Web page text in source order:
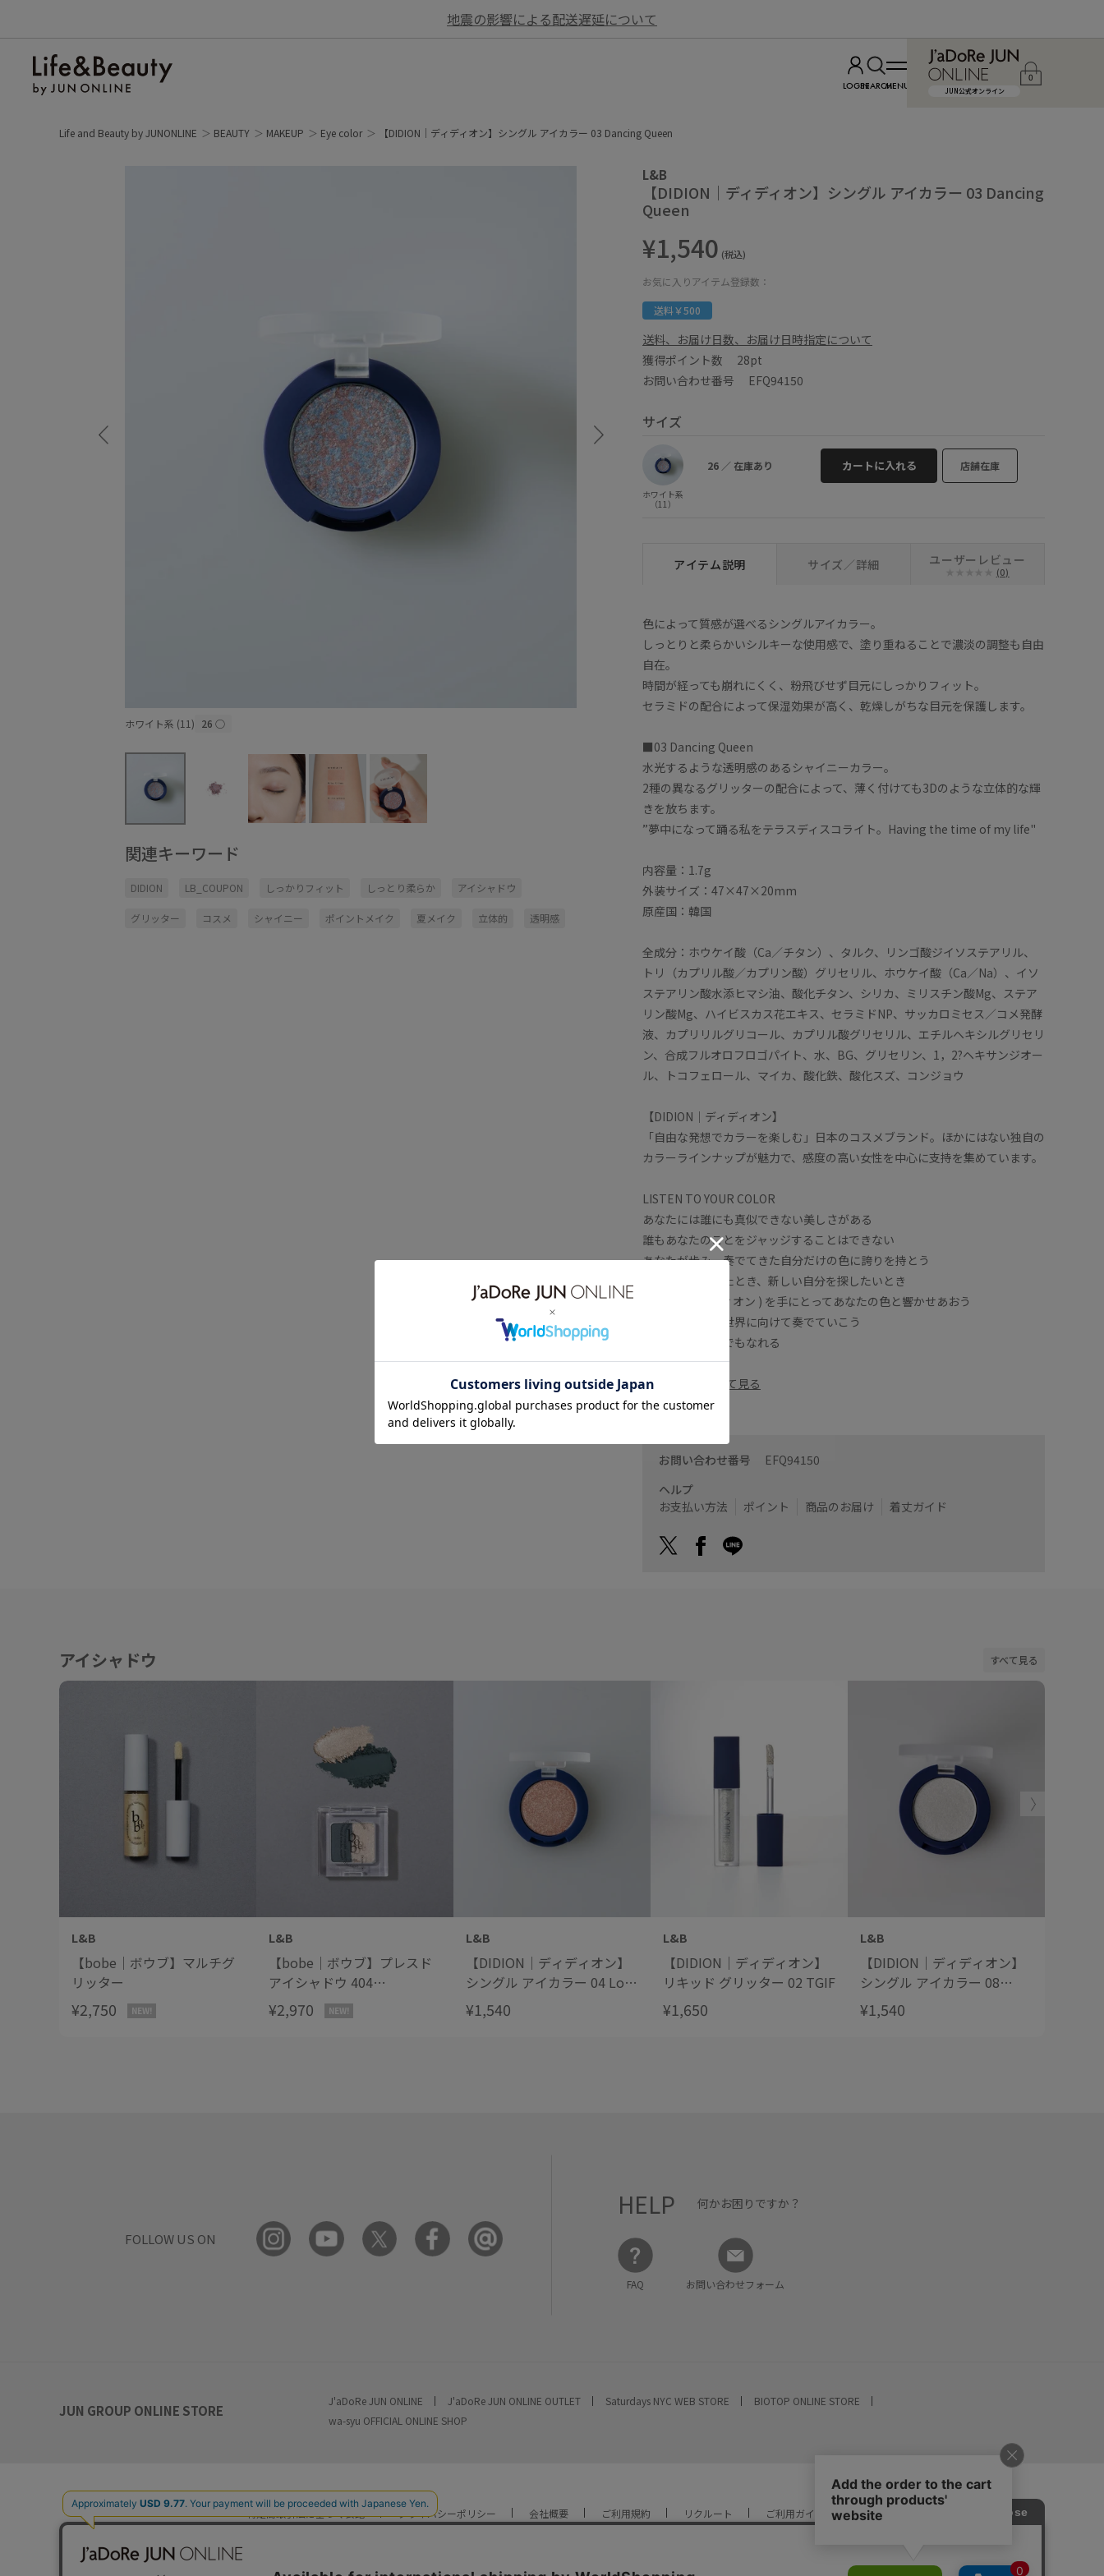
地震の影響による配送遅延について
LOGINSEARCHMENU JUN公式オンライン
0
Life and Beauty by JUNONLINE BEAUTY MAKEUP Eye color 【DIDION｜ディディオン】シングル アイカラー 03 Dancing Queen
ホワイト系 (11) 26 ○
関連キーワード
DIDION LB_COUPON しっかりフィット しっとり柔らか アイシャドウ
グリッター コスメ シャイニー ポイントメイク 夏メイク 立体的 透明感
L&B
【DIDION｜ディディオン】シングル アイカラー 03 Dancing
Queen
¥1,540 (税込)
お気に入りアイテム登録数：
送料￥500
送料、お届け日数、お届け日時指定について
獲得ポイント数 28pt
お問い合わせ番号 EFQ94150
サイズ
ホワイト系
（11）
26 ／ 在庫あり カートに入れる 店舗在庫
アイテム説明 サイズ／詳細 ユーザーレビュー
(0)
色によって質感が選べるシングルアイカラー。
しっとりと柔らかいシルキーな使用感で、塗り重ねることで濃淡の調整も自由
自在。
時間が経っても崩れにくく、粉飛びせず目元にしっかりフィット。
セラミドの配合によって保湿効果が高く、乾燥しがちな目元を保護します。
■03 Dancing Queen
水光するような透明感のあるシャイニーカラー。
2種の異なるグリッターの配合によって、薄く付けても3Dのような立体的な輝
きを放ちます。
”夢中になって踊る私をテラスディスコライト。Having the time of my life"
内容量：1.7g
外装サイズ：47×47×20mm
原産国：韓国
全成分：ホウケイ酸（Ca／チタン）、タルク、リンゴ酸ジイソステアリル、
トリ（カプリル酸／カプリン酸）グリセリル、ホウケイ酸（Ca／Na）、イソ
ステアリン酸水添ヒマシ油、酸化チタン、シリカ、ミリスチン酸Mg、ステア
リン酸Mg、ハイビスカス花エキス、セラミドNP、サッカロミセス／コメ発酵
液、カプリリルグリコール、カプリル酸グリセリル、エチルヘキシルグリセリ
ン、合成フルオロフロゴパイト、水、BG、グリセリン、1，2?ヘキサンジオー
ル、トコフェロール、マイカ、酸化鉄、酸化スズ、コンジョウ
【DIDION｜ディディオン】
「自由な発想でカラーを楽しむ」日本のコスメブランド。ほかにはない独自の
カラーラインナップが魅力で、感度の高い女性を中心に支持を集めています。
LISTEN TO YOUR COLOR
あなたには誰にも真似できない美しさがある
誰もあなたのことをジャッジすることはできない
あなたが歩み、奏でてきた自分だけの色に誇りを持とう
自分自身に迷ったとき、新しい自分を探したいとき
DIDION( ディディオン ) を手にとってあなたの色と響かせあおう
どんなあなたも世界に向けて奏でていこう
私たちは何色にでもなれる
■DIDIONを すべて見る
お問い合わせ番号 EFQ94150
ヘルプ
お支払い方法
ポイント 商品のお届け 着丈ガイド
アイシャドウ すべて見る
L&B
【bobe｜ボウブ】マルチグ
リッター
¥2,750 NEW!
L&B
【bobe｜ボウブ】プレスド
アイシャドウ 404
DARKNESS GREY&LUNNA
SILVER ダークネスグレイ&ル
¥2,970 NEW!
L&B
【DIDION｜ディディオン】
シングル アイカラー 04 Love
Someone
¥1,540
L&B
【DIDION｜ディディオン】
リキッド グリッター 02 TGIF
¥1,650
L&B
【DIDION｜ディディオン】
シングル アイカラー 08
Diamond Dust
¥1,540
FOLLOW US ON
HELP 何かお困りですか？
FAQ お問い合わせフォーム
JUN GROUP ONLINE STORE
J'aDoRe JUN ONLINE J'aDoRe JUN ONLINE OUTLET Saturdays NYC WEB STORE
BIOTOP ONLINE STORE
wa-syu OFFICIAL ONLINE SHOP
特定商取引法に基づく表記 プライバシーポリシー 会社概要 ご利用規約 リクルート ご利用ガイド